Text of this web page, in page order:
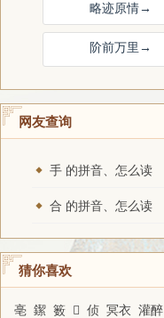
略迹原情→
阶前万里 →
网友查询
手 的拼音、怎么读
合 的拼音、怎么读
猜你喜欢
亳 䥛 䉤 𧧈 侦 冥衣 灌醉